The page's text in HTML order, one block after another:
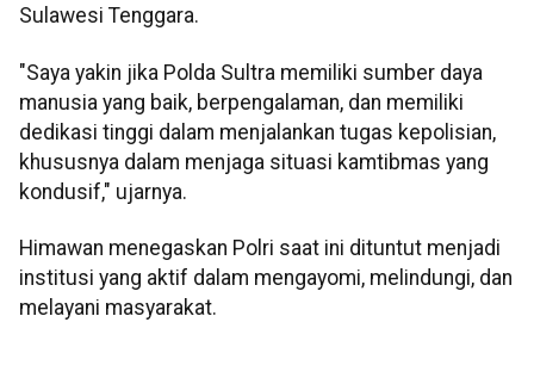
Sulawesi Tenggara.
"Saya yakin jika Polda Sultra memiliki sumber daya
manusia yang baik, berpengalaman, dan memiliki
dedikasi tinggi dalam menjalankan tugas kepolisian,
khususnya dalam menjaga situasi kamtibmas yang
kondusif," ujarnya.
Himawan menegaskan Polri saat ini dituntut menjadi
institusi yang aktif dalam mengayomi, melindungi, dan
melayani masyarakat.